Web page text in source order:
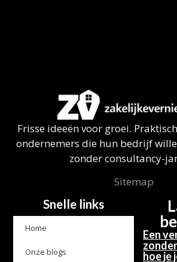
Frisse ideeën voor groei.
ondernemers die hun bedrijf
zonder consultancy-
Sitemap
Snelle links
Home
Onze blogs
Een
hoe je